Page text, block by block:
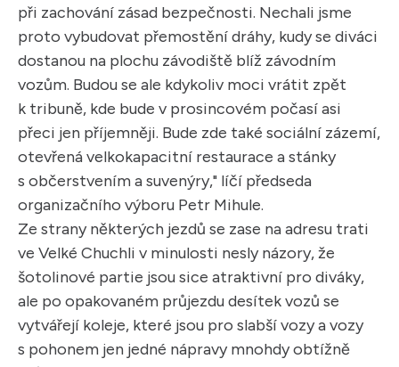
při zachování zásad bezpečnosti. Nechali jsme
proto vybudovat přemostění dráhy, kudy se diváci
dostanou na plochu závodiště blíž závodním
vozům. Budou se ale kdykoliv moci vrátit zpět
k tribuně, kde bude v prosincovém počasí asi
přeci jen příjemněji. Bude zde také sociální zázemí,
otevřená velkokapacitní restaurace a stánky
s občerstvením a suvenýry," líčí předseda
organizačního výboru Petr Mihule.
Ze strany některých jezdů se zase na adresu trati
ve Velké Chuchli v minulosti nesly názory, že
šotolinové partie jsou sice atraktivní pro diváky,
ale po opakovaném průjezdu desítek vozů se
vytvářejí koleje, které jsou pro slabší vozy a vozy
s pohonem jen jedné nápravy mnohdy obtížně